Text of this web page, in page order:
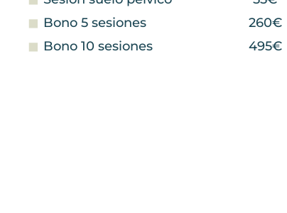
Bono 5 sesiones
260€
Bono 10 sesiones
495€